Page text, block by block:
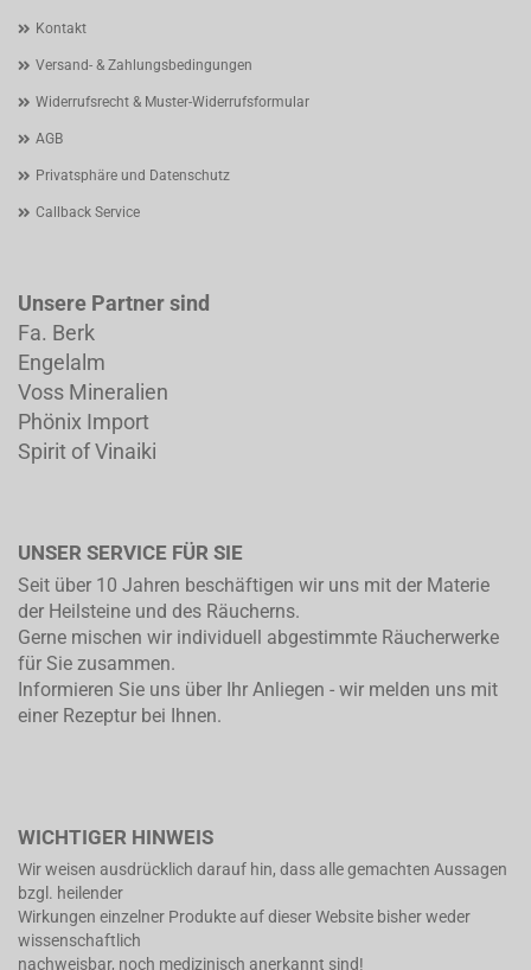
Kontakt
Versand- & Zahlungsbedingungen
Widerrufsrecht & Muster-Widerrufsformular
AGB
Privatsphäre und Datenschutz
Callback Service
Unsere Partner sind
Fa. Berk
Engelalm
Voss Mineralien
Phönix Import
Spirit of Vinaiki
UNSER SERVICE FÜR SIE
Seit über 10 Jahren beschäftigen wir uns mit der Materie
der Heilsteine und des Räucherns.
Gerne mischen wir individuell abgestimmte Räucherwerke
für Sie zusammen.
Informieren Sie uns über Ihr Anliegen - wir melden uns mit
einer Rezeptur bei Ihnen.
WICHTIGER HINWEIS
Wir weisen ausdrücklich darauf hin, dass alle gemachten Aussagen
bzgl. heilender
Wirkungen einzelner Produkte auf dieser Website bisher weder
wissenschaftlich
nachweisbar, noch medizinisch anerkannt sind!